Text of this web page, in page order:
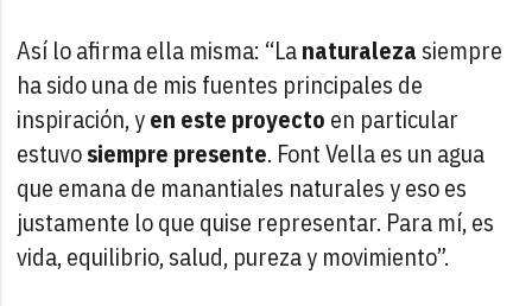
Así lo afirma ella misma: “Lanaturaleza siempre
ha sido una de mis fuentes principales de
inspiración, yen este proyecto en particular
estuvosiempre presente. Font Vella es un agua
que emana de manantiales naturales y eso es
justamente lo que quise representar. Para mí, es
vida, equilibrio, salud, pureza y movimiento”.